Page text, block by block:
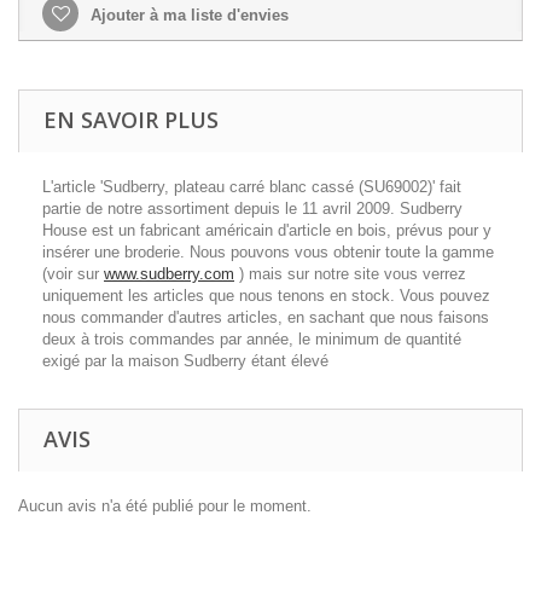
Ajouter à ma liste d'envies
EN SAVOIR PLUS
L'article 'Sudberry, plateau carré blanc cassé (SU69002)' fait
partie de notre assortiment depuis le 11 avril 2009. Sudberry
House est un fabricant américain d'article en bois, prévus pour y
insérer une broderie. Nous pouvons vous obtenir toute la gamme
(voir sur www.sudberry.com ) mais sur notre site vous verrez
uniquement les articles que nous tenons en stock. Vous pouvez
nous commander d'autres articles, en sachant que nous faisons
deux à trois commandes par année, le minimum de quantité
exigé par la maison Sudberry étant élevé
AVIS
Aucun avis n'a été publié pour le moment.